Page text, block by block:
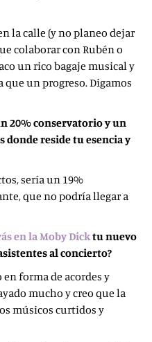
la calle (y no planeo dejar
colaborar con Rubén o
un rico bagaje musical y
que un progreso. Digamos
20% conservatorio y un
donde reside tu esencia y
sería un 19%
que no podría llegar a
en la Moby Dicktu nuevo
al concierto?
forma de acordes y
mucho y creo que la
músicos curtidos y